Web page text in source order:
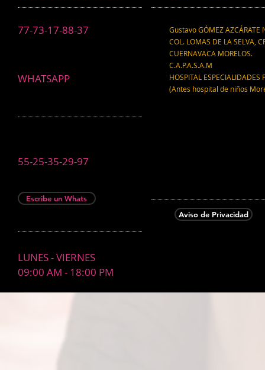
77-73-17-88-37
WHATSAPP
Gustavo GÓMEZ AZCÁRATE
COL. LOMAS DE LA SELVA,
CUERNAVACA MORELOS.
C.A.P.A.S.A.M
HOSPITAL ESPECIALIDADES
(Antes hospital de niños
55-25-35-29-97
Escribe un Whats
Aviso de Privacidad
LUNES - VIERNES
09:00 AM - 18:00 PM